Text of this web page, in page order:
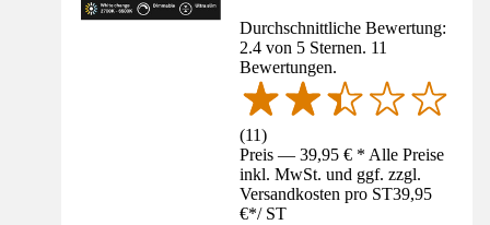
Durchschnittliche Bewertung:
2.4 von 5 Sternen. 11
Bewertungen.
(11)
Preis — 39,95 € * Alle Preise
inkl. MwSt. und ggf. zzgl.
Versandkosten pro ST39,95
€*/ ST